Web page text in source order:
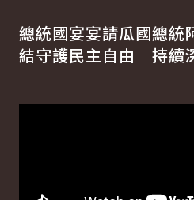
總統國宴宴請瓜國總
結守護民主自由 持續